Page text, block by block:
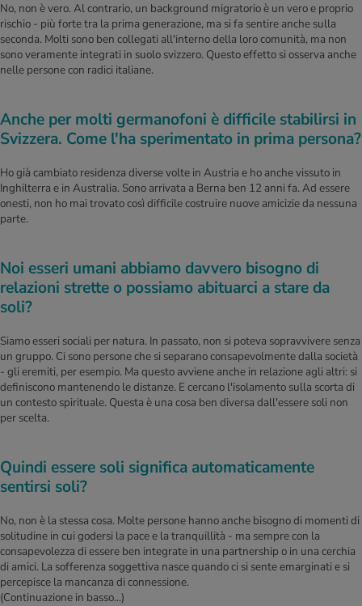
No, non è vero. Al contrario, un background migratorio è un vero e proprio
rischio - più forte tra la prima generazione, ma si fa sentire anche sulla
seconda. Molti sono ben collegati all'interno della loro comunità, ma non
sono veramente integrati in suolo svizzero. Questo effetto si osserva anche
nelle persone con radici italiane.
Anche per molti germanofoni è difficile stabilirsi in
Svizzera. Come l'ha sperimentato in prima persona?
Ho già cambiato residenza diverse volte in Austria e ho anche vissuto in
Inghilterra e in Australia. Sono arrivata a Berna ben 12 anni fa. Ad essere
onesti, non ho mai trovato così difficile costruire nuove amicizie da nessuna
parte.
Noi esseri umani abbiamo davvero bisogno di
relazioni strette o possiamo abituarci a stare da
soli?
Siamo esseri sociali per natura. In passato, non si poteva sopravvivere senza
un gruppo. Ci sono persone che si separano consapevolmente dalla società
- gli eremiti, per esempio. Ma questo avviene anche in relazione agli altri: si
definiscono mantenendo le distanze. E cercano l'isolamento sulla scorta di
un contesto spirituale. Questa è una cosa ben diversa dall'essere soli non
per scelta.
Quindi essere soli significa automaticamente
sentirsi soli?
No, non è la stessa cosa. Molte persone hanno anche bisogno di momenti di
solitudine in cui godersi la pace e la tranquillità - ma sempre con la
consapevolezza di essere ben integrate in una partnership o in una cerchia
di amici. La sofferenza soggettiva nasce quando ci si sente emarginati e si
percepisce la mancanza di connessione.
(Continuazione in basso...)